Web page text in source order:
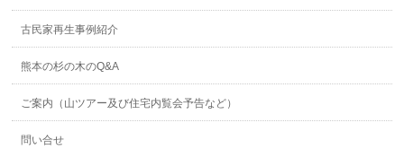
古民家再生事例紹介
熊本の杉の木のQ&A
ご案内（山ツアー及び住宅内覧会予告など）
問い合せ